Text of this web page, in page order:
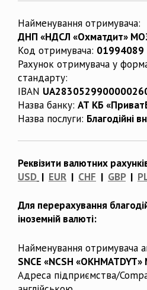
Найменування отримувача:
ДНП «НДСЛ «Охматдит»
Код отримувача: 01994089
Рахунок отримувача у
стандарту:
IBAN
Назва банку: АТ КБ
Назва послуги: Благодійні
Реквізити валютних
USD | EUR | CHF | GBP|
Для перерахування
іноземній валюті:
Найменування отримувача
SNCE «NCSH «OKHMATDYT»
Адреса підприємства/